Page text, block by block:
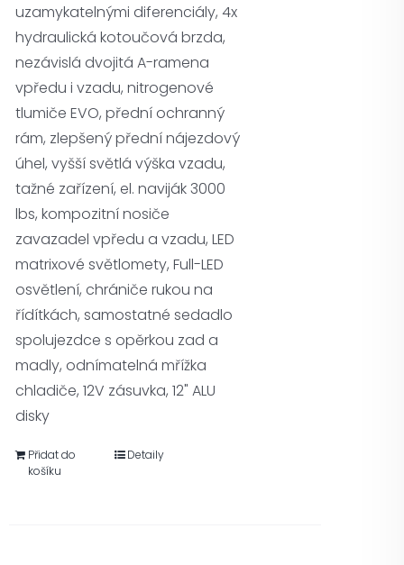
uzamykatelnými diferenciály, 4x
hydraulická kotoučová brzda,
nezávislá dvojitá A-ramena
vpředu i vzadu, nitrogenové
tlumiče EVO, přední ochranný
rám, zlepšený přední nájezdový
úhel, vyšší světlá výška vzadu,
tažné zařízení, el. naviják 3000
lbs, kompozitní nosiče
zavazadel vpředu a vzadu, LED
matrixové světlomety, Full-LED
osvětlení, chrániče rukou na
řídítkách, samostatné sedadlo
spolujezdce s opěrkou zad a
madly, odnímatelná mřížka
chladiče, 12V zásuvka, 12" ALU
disky
Přidat do
košíku
Detaily